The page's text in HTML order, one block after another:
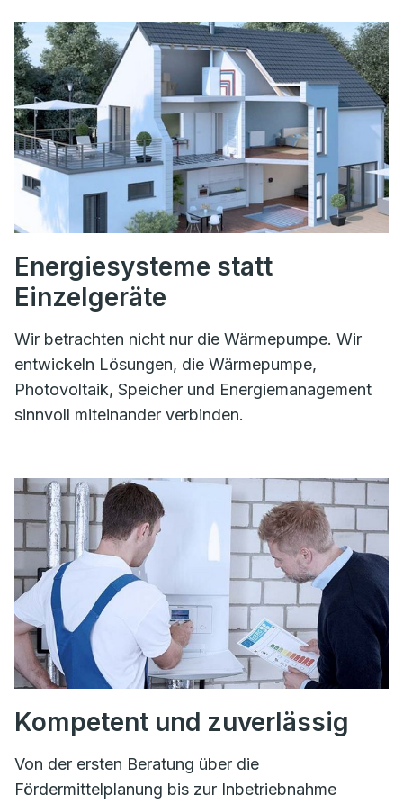
Energiesysteme statt
Einzelgeräte
Wir betrachten nicht nur die Wärmepumpe. Wir
entwickeln Lösungen, die Wärmepumpe,
Photovoltaik, Speicher und Energiemanagement
sinnvoll miteinander verbinden.
Kompetent und zuverlässig
Von der ersten Beratung über die
Fördermittelplanung bis zur Inbetriebnahme